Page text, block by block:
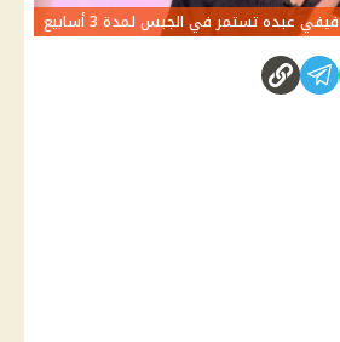
فيفي عبده تستمر في الجبس لمدة 3 أسابيع